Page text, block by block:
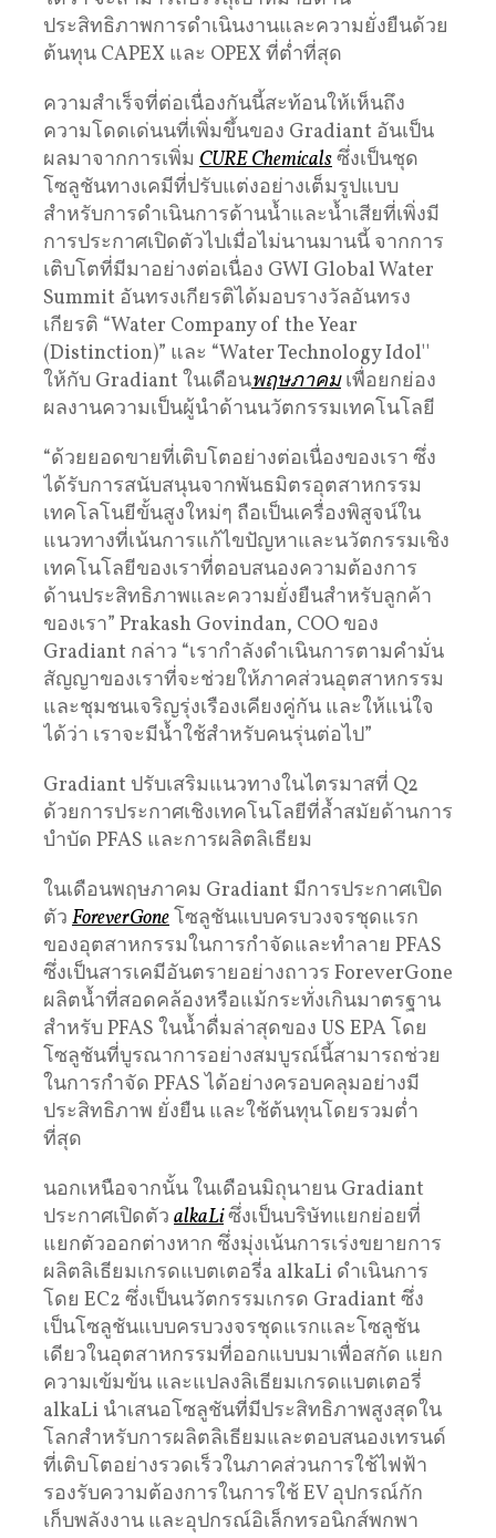
ประสิทธิภาพการดำเนินงานและความยั่งยืนด้วย
ต้นทุน CAPEX และ OPEX ที่ต่ำที่สุด
ความสำเร็จที่ต่อเนื่องกันนี้สะท้อนให้เห็นถึง
ความโดดเด่นนที่เพิ่มขึ้นของ Gradiant อันเป็น
ผลมาจากการเพิ่ม CURE Chemicalsซึ่งเป็นชุด
โซลูชันทางเคมีที่ปรับแต่งอย่างเต็มรูปแบบ
สำหรับการดำเนินการด้านน้ำและน้ำเสียที่เพิ่งมี
การประกาศเปิดตัวไปเมื่อไม่นานมานนี้ จากการ
เติบโตที่มีมาอย่างต่อเนื่อง GWI Global Water
Summit อันทรงเกียรติได้มอบรางวัลอันทรง
เกียรติ “Water Company of the Year
(Distinction)” และ “Water Technology Idol''
ให้กับ Gradiant ในเดือนพฤษภาคมเพื่อยกย่อง
ผลงานความเป็นผู้นำด้านนวัตกรรมเทคโนโลยี
“ด้วยยอดขายที่เติบโตอย่างต่อเนื่องของเรา ซึ่ง
ได้รับการสนับสนุนจากพันธมิตรอุตสาหกรรม
เทคโลโนยีขั้นสูงใหม่ๆ ถือเป็นเครื่องพิสูจน์ใน
แนวทางที่เน้นการแก้ไขปัญหาและนวัตกรรมเชิง
เทคโนโลยีของเราที่ตอบสนองความต้องการ
ด้านประสิทธิภาพและความยั่งยืนสำหรับลูกค้า
ของเรา” Prakash Govindan, COO ของ
Gradiant กล่าว “เรากำลังดำเนินการตามคำมั่น
สัญญาของเราที่จะช่วยให้ภาคส่วนอุตสาหกรรม
และชุมชนเจริญรุ่งเรืองเคียงคู่กัน และให้แน่ใจ
ได้ว่า เราจะมีน้ำใช้สำหรับคนรุ่นต่อไป”
Gradiant ปรับเสริมแนวทางในไตรมาสที่ Q2
ด้วยการประกาศเชิงเทคโนโลยีที่ล้ำสมัยด้านการ
บำบัด PFAS และการผลิตลิเธียม
ในเดือนพฤษภาคม Gradiant มีการประกาศเปิด
ตัว ForeverGone โซลูชันแบบครบวงจรชุดแรก
ของอุตสาหกรรมในการกำจัดและทำลาย PFAS
ซึ่งเป็นสารเคมีอันตรายอย่างถาวร ForeverGone
ผลิตน้ำที่สอดคล้องหรือแม้กระทั่งเกินมาตรฐาน
สำหรับ PFAS ในน้ำดื่มล่าสุดของ US EPA โดย
โซลูชันที่บูรณาการอย่างสมบูรณ์นี้สามารถช่วย
ในการกำจัด PFAS ได้อย่างครอบคลุมอย่างมี
ประสิทธิภาพ ยั่งยืน และใช้ต้นทุนโดยรวมต่ำ
ที่สุด
นอกเหนือจากนั้น ในเดือนมิถุนายน Gradiant
ประกาศเปิดตัว alkaLiซึ่งเป็นบริษัทแยกย่อยที่
แยกตัวออกต่างหาก ซึ่งมุ่งเน้นการเร่งขยายการ
ผลิตลิเธียมเกรดแบตเตอรี่a alkaLi ดำเนินการ
โดย EC2 ซึ่งเป็นนวัตกรรมเกรด Gradiant ซึ่ง
เป็นโซลูชันแบบครบวงจรชุดแรกและโซลูชัน
เดียวในอุตสาหกรรมที่ออกแบบมาเพื่อสกัด แยก
ความเข้มข้น และแปลงลิเธียมเกรดแบตเตอรี่
alkaLi นำเสนอโซลูชันที่มีประสิทธิภาพสูงสุดใน
โลกสำหรับการผลิตลิเธียมและตอบสนองเทรนด์
ที่เติบโตอย่างรวดเร็วในภาคส่วนการใช้ไฟฟ้า
รองรับความต้องการในการใช้ EV อุปกรณ์กัก
เก็บพลังงาน และอุปกรณ์อิเล็กทรอนิกส์พกพา